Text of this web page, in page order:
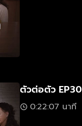
ตัวต่อตัว EP30
0:22:07 นาที